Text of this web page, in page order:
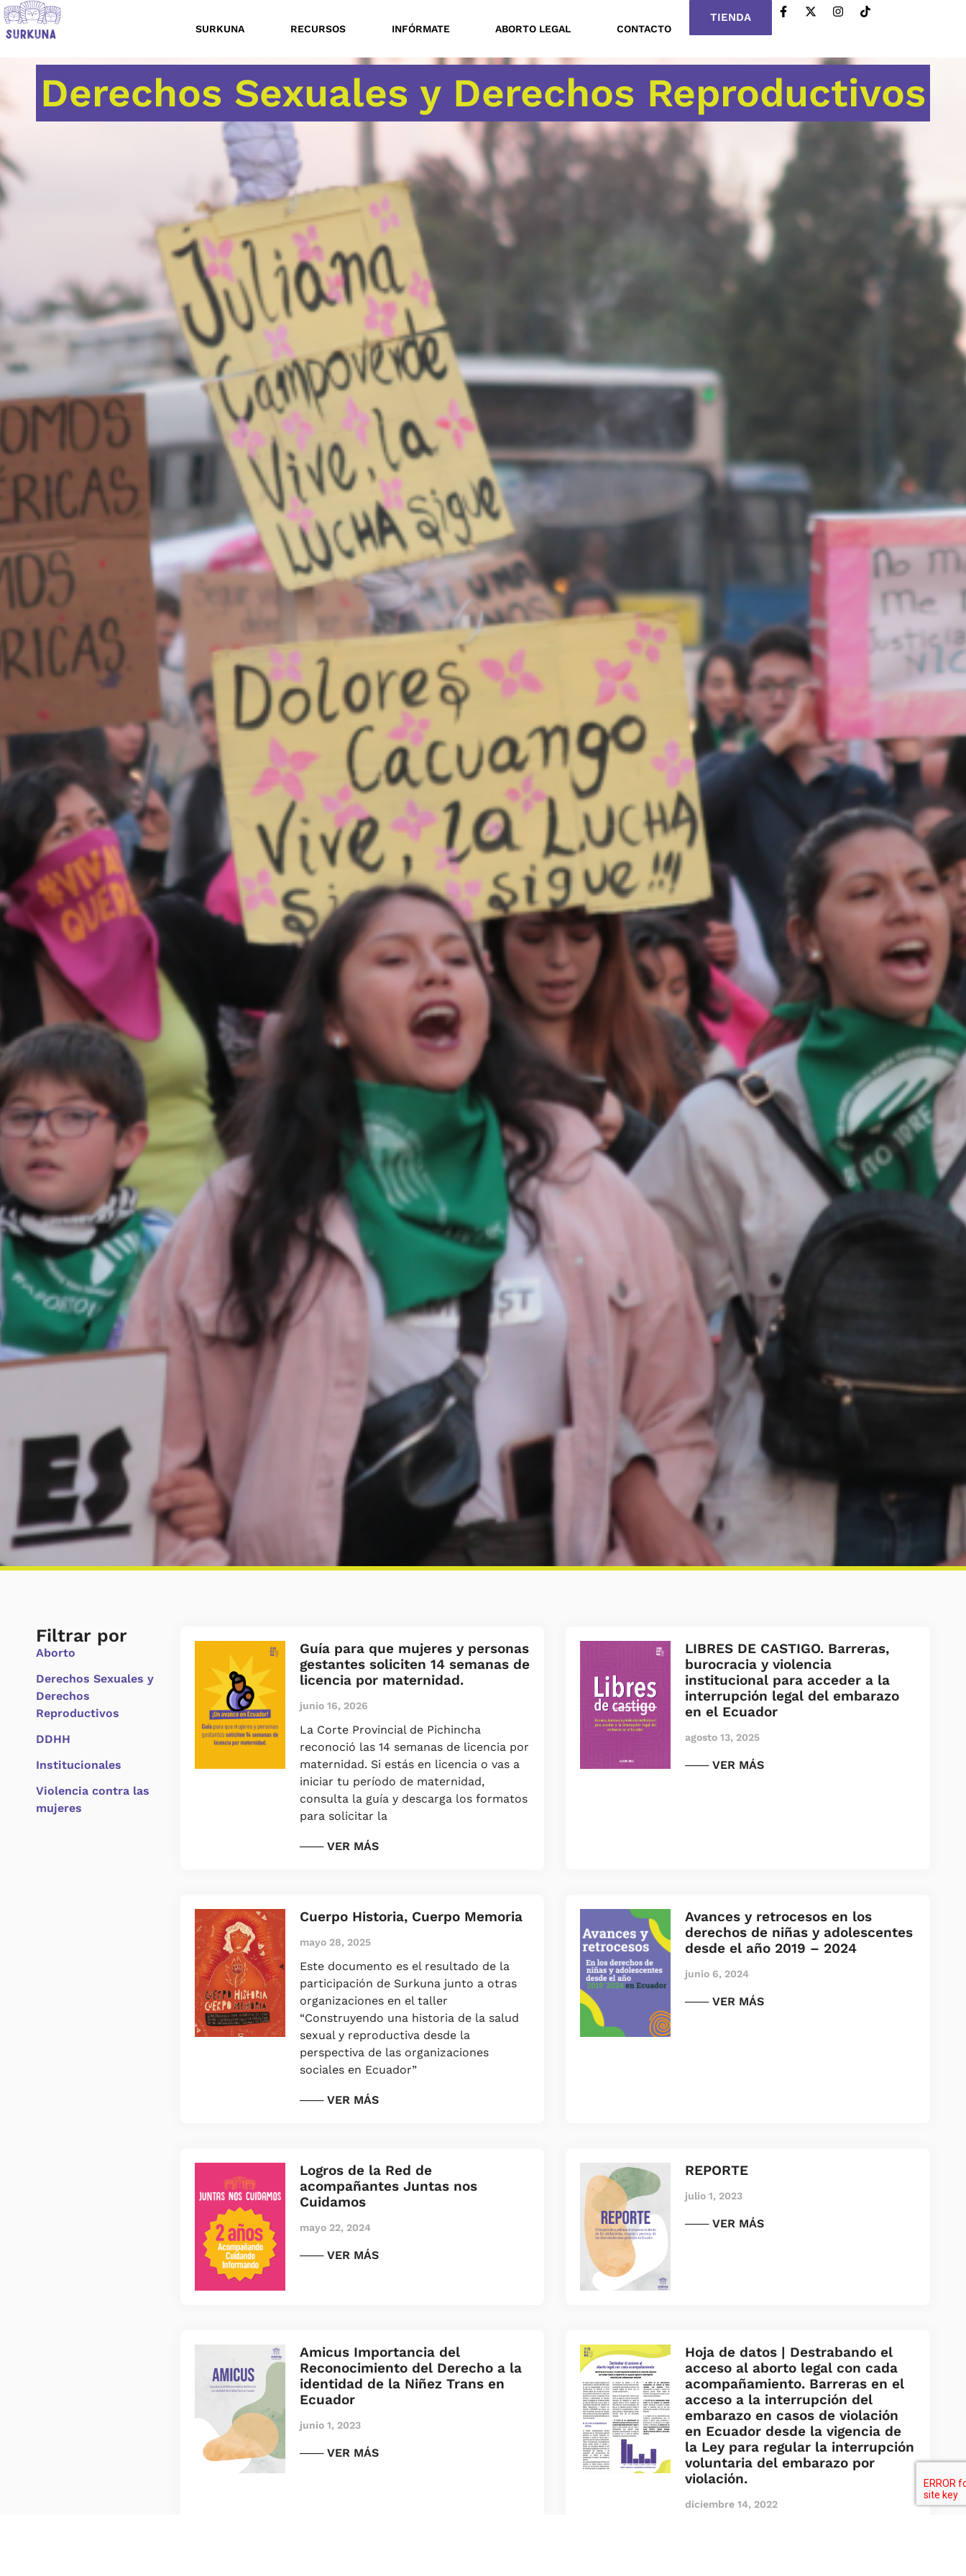
SURKUNA RECURSOS INFÓRMATE ABORTO LEGAL CONTACTO
TIENDA
Derechos Sexuales y Derechos Reproductivos
Filtrar por
Aborto
Derechos Sexuales y
Derechos
Reproductivos
DDHH
Institucionales
Violencia contra las
mujeres
Guía para que mujeres y personas
gestantes soliciten 14 semanas de
licencia por maternidad.
junio 16, 2026
La Corte Provincial de Pichincha
reconoció las 14 semanas de licencia por
maternidad. Si estás en licencia o vas a
iniciar tu período de maternidad,
consulta la guía y descarga los formatos
para solicitar la
─── VER MÁS
LIBRES DE CASTIGO. Barreras,
burocracia y violencia
institucional para acceder a la
interrupción legal del embarazo
en el Ecuador
agosto 13, 2025
─── VER MÁS
Cuerpo Historia, Cuerpo Memoria
mayo 28, 2025
Este documento es el resultado de la
participación de Surkuna junto a otras
organizaciones en el taller
“Construyendo una historia de la salud
sexual y reproductiva desde la
perspectiva de las organizaciones
sociales en Ecuador”
─── VER MÁS
Avances y retrocesos en los
derechos de niñas y adolescentes
desde el año 2019 – 2024
junio 6, 2024
─── VER MÁS
Logros de la Red de
acompañantes Juntas nos
Cuidamos
mayo 22, 2024
─── VER MÁS
REPORTE
julio 1, 2023
─── VER MÁS
Amicus Importancia del
Reconocimiento del Derecho a la
identidad de la Niñez Trans en
Ecuador
junio 1, 2023
─── VER MÁS
Hoja de datos | Destrabando el
acceso al aborto legal con cada
acompañamiento. Barreras en el
acceso a la interrupción del
embarazo en casos de violación
en Ecuador desde la vigencia de
la Ley para regular la interrupción
voluntaria del embarazo por
violación.
diciembre 14, 2022